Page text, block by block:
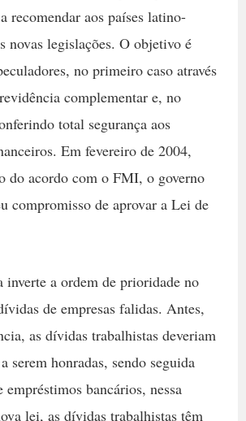
recomendar aos países latino-
novas legislações. O objetivo é
no primeiro caso através
complementar e, no
total segurança aos
Em fevereiro de 2004,
do acordo com o FMI, o governo
compromisso de aprovar a Lei de
inverte a ordem de prioridade no
de empresas falidas. Antes,
as dívidas trabalhistas deveriam
serem honradas, sendo seguida
empréstimos bancários, nessa
lei, as dívidas trabalhistas têm